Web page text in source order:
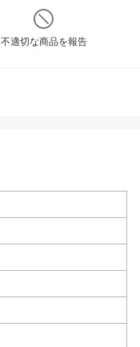
不適切な商品を報告